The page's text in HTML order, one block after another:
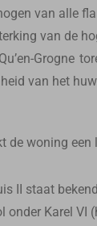
van alle
van de
Grogne
van het
de woning een
II staat
onder Karel VI